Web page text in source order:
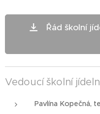
Řád školní
Vedoucí školní
Pavlína Kopečná,